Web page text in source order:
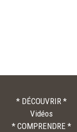
* DÉCOUVRIR *
Vidéos
* COMPRENDRE *